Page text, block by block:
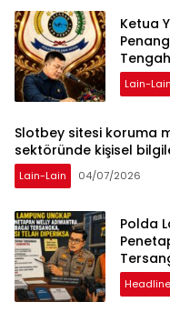
Ketua
Bukan
Lain-Lain
Slotbey sitesi koruma
sektöründe kişisel
Lain-Lain 04/07/2026
Polda
Headline